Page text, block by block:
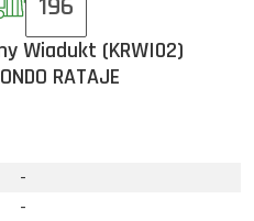
Wiadukt (KRWI02)
RATAJE
-
-